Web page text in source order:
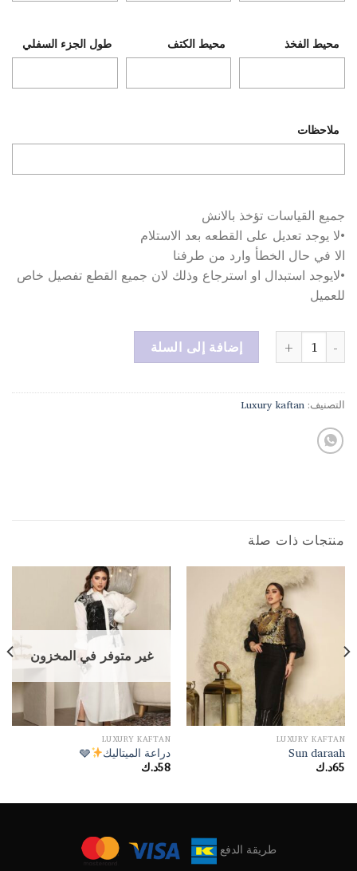
طول الجزء السفلي محيط الكتف محيط الفخذ
ملاحظات
جميع القياسات تؤخذ بالانش
•لا يوجد تعديل على القطعه بعد الاستلام
الا في حال الخطأ وارد من طرفنا
•لايوجد استبدال او استرجاع وذلك لان جميع القطع تفصيل خاص
للعميل
كمية دراعة هدب بني إضافة إلى السلة
التصنيف: Luxury kaftan
منتجات ذات صلة
LUXURY KAFTAN
Sun daraah
65د.ك
غير متوفر في المخزون
LUXURY KAFTAN
دراعة الميتاليك
🩶
58د.ك
طريقة الدفع